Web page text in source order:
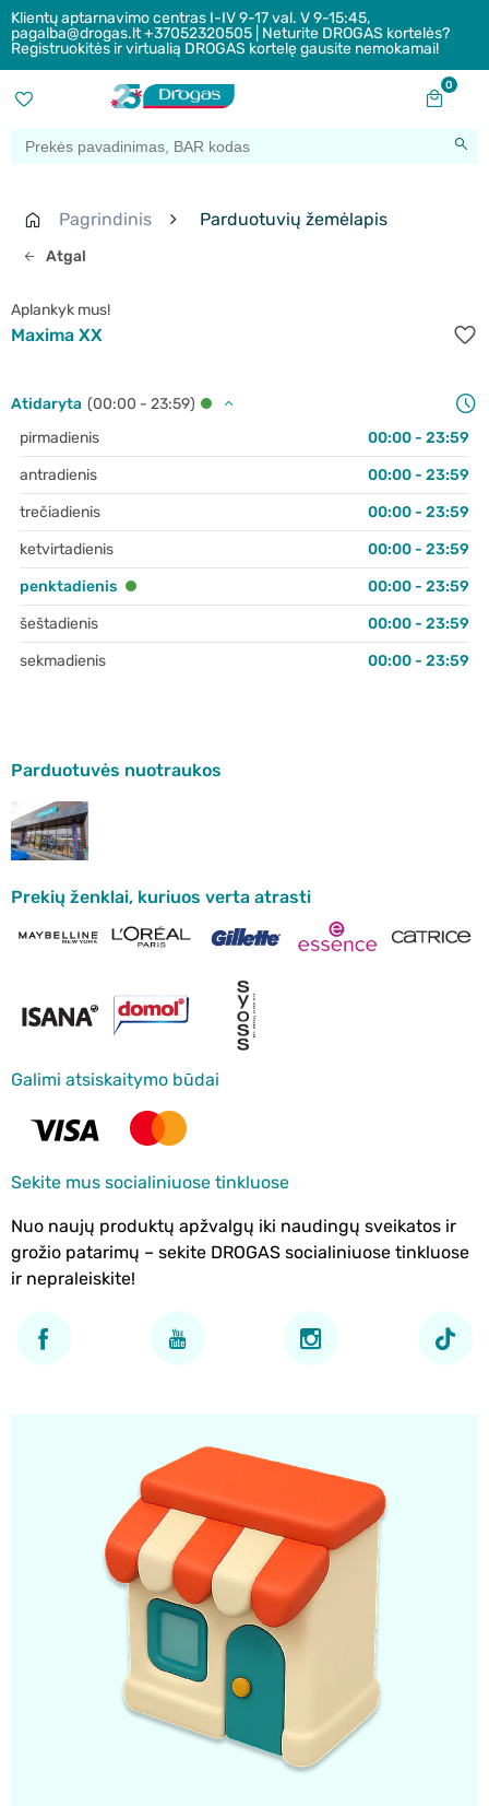
Klientų aptarnavimo centras I-IV 9-17 val. V 9-15:45,
pagalba@drogas.lt +37052320505 | Neturite DROGAS kortelės?
Registruokitės ir virtualią DROGAS kortelę gausite nemokamai!
0
Atgal
Pagrindinis Parduotuvių žemėlapis
Aplankyk mus!
Maxima XX
Atidaryta (00:00 - 23:59)
pirmadienis
00:00 - 23:59
antradienis
00:00 - 23:59
trečiadienis
00:00 - 23:59
ketvirtadienis
00:00 - 23:59
penktadienis
00:00 - 23:59
šeštadienis
00:00 - 23:59
sekmadienis
00:00 - 23:59
Parduotuvės nuotraukos
Prekių ženklai, kuriuos verta atrasti
Galimi atsiskaitymo būdai
Sekite mus socialiniuose tinkluose
Nuo naujų produktų apžvalgų iki naudingų sveikatos ir
grožio patarimų – sekite DROGAS socialiniuose tinkluose
ir nepraleiskite!